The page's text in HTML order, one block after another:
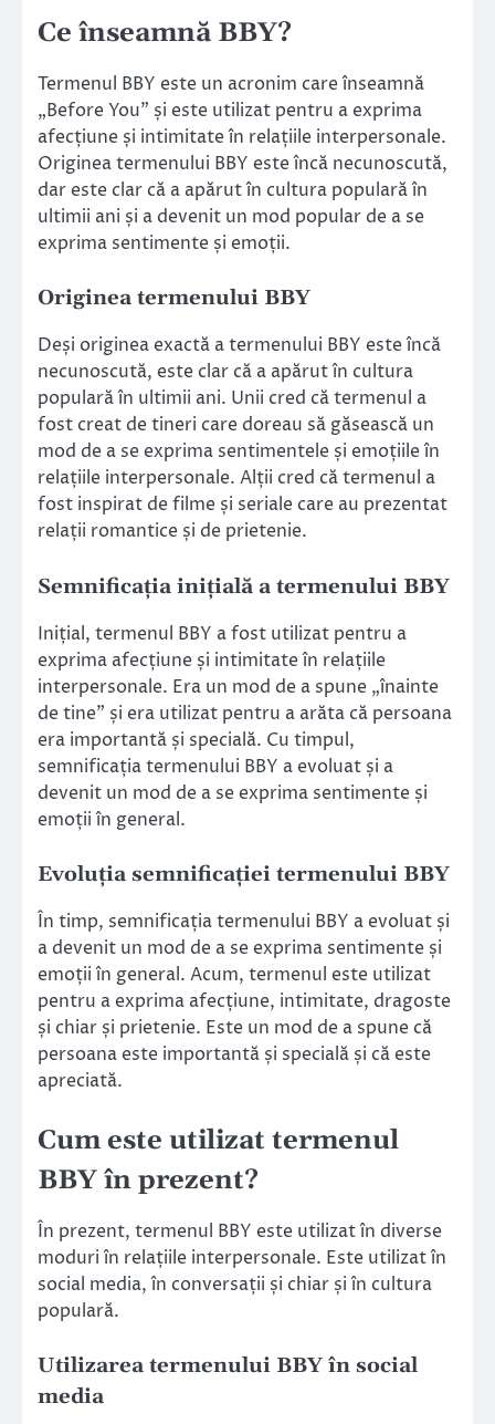
Ce înseamnă BBY?
Termenul BBY este un acronim care înseamnă
„Before You” și este utilizat pentru a exprima
afecțiune și intimitate în relațiile interpersonale.
Originea termenului BBY este încă necunoscută,
dar este clar că a apărut în cultura populară în
ultimii ani și a devenit un mod popular de a se
exprima sentimente și emoții.
Originea termenului BBY
Deși originea exactă a termenului BBY este încă
necunoscută, este clar că a apărut în cultura
populară în ultimii ani. Unii cred că termenul a
fost creat de tineri care doreau să găsească un
mod de a se exprima sentimentele și emoțiile în
relațiile interpersonale. Alții cred că termenul a
fost inspirat de filme și seriale care au prezentat
relații romantice și de prietenie.
Semnificația inițială a termenului BBY
Inițial, termenul BBY a fost utilizat pentru a
exprima afecțiune și intimitate în relațiile
interpersonale. Era un mod de a spune „înainte
de tine” și era utilizat pentru a arăta că persoana
era importantă și specială. Cu timpul,
semnificația termenului BBY a evoluat și a
devenit un mod de a se exprima sentimente și
emoții în general.
Evoluția semnificației termenului BBY
În timp, semnificația termenului BBY a evoluat și
a devenit un mod de a se exprima sentimente și
emoții în general. Acum, termenul este utilizat
pentru a exprima afecțiune, intimitate, dragoste
și chiar și prietenie. Este un mod de a spune că
persoana este importantă și specială și că este
apreciată.
Cum este utilizat termenul
BBY în prezent?
În prezent, termenul BBY este utilizat în diverse
moduri în relațiile interpersonale. Este utilizat în
social media, în conversații și chiar și în cultura
populară.
Utilizarea termenului BBY în social
media